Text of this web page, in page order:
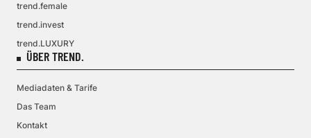
trend.female
trend.invest
trend.LUXURY
ÜBER TREND.
Mediadaten & Tarife
Das Team
Kontakt